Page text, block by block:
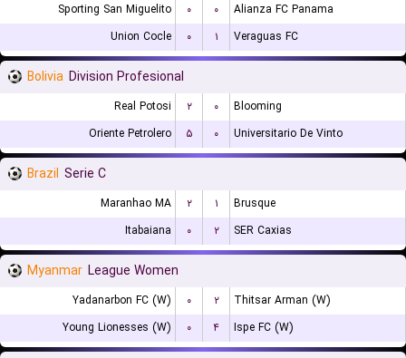
Sporting San Miguelito ۰ ۰
Alianza FC Panama
Union Cocle
۰ ۱ Veraguas FC
Bolivia Division Profesional
Real Potosi ۲ ۰
Blooming
Oriente Petrolero
۵ ۰ Universitario De Vinto
Brazil Serie C
Maranhao MA ۲ ۱
Brusque
Itabaiana
۰ ۲ SER Caxias
Myanmar League Women
Yadanarbon FC (W) ۰ ۲
Thitsar Arman (W)
Young Lionesses (W)
۰ ۴ Ispe FC (W)